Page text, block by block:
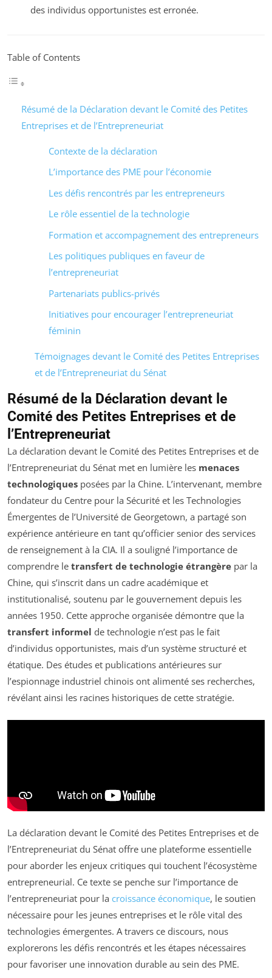
des individus opportunistes est erronée.
Table of Contents
Résumé de la Déclaration devant le Comité des Petites
Entreprises et de l’Entrepreneuriat
Contexte de la déclaration
L’importance des PME pour l’économie
Les défis rencontrés par les entrepreneurs
Le rôle essentiel de la technologie
Formation et accompagnement des entrepreneurs
Les politiques publiques en faveur de
l’entrepreneuriat
Partenariats publics-privés
Initiatives pour encourager l’entrepreneuriat
féminin
Témoignages devant le Comité des Petites Entreprises
et de l’Entrepreneuriat du Sénat
Résumé de la Déclaration devant le
Comité des Petites Entreprises et de
l’Entrepreneuriat
La déclaration devant le Comité des Petites Entreprises et de
l’Entrepreneuriat du Sénat met en lumière les menaces
technologiques posées par la Chine. L’intervenant, membre
fondateur du Centre pour la Sécurité et les Technologies
Émergentes de l’Université de Georgetown, a partagé son
expérience antérieure en tant qu’officier senior des services
de renseignement à la CIA. Il a souligné l’importance de
comprendre le transfert de technologie étrangère par la
Chine, qui s’inscrit dans un cadre académique et
institutionalisé, soutenu par le gouvernement depuis les
années 1950. Cette approche organisée démontre que la
transfert informel de technologie n’est pas le fait
d’individus opportunistes, mais d’un système structuré et
étatique. Des études et publications antérieures sur
l’espionnage industriel chinois ont alimenté ses recherches,
révélant ainsi les racines historiques de cette stratégie.
La déclaration devant le Comité des Petites Entreprises et de
l’Entrepreneuriat du Sénat offre une plateforme essentielle
pour aborder les enjeux critiques qui touchent l’écosystème
entrepreneurial. Ce texte se penche sur l’importance de
l’entrepreneuriat pour la croissance économique, le soutien
nécessaire pour les jeunes entreprises et le rôle vital des
technologies émergentes. A travers ce discours, nous
explorerons les défis rencontrés et les étapes nécessaires
pour favoriser une innovation durable au sein des PME.